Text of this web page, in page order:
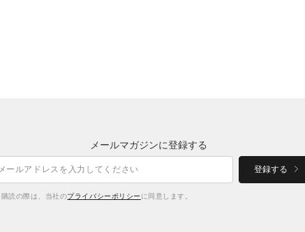
メールマガジンに登録する
登録する
購読の際は、当社のプライバシーポリシー に同意します。